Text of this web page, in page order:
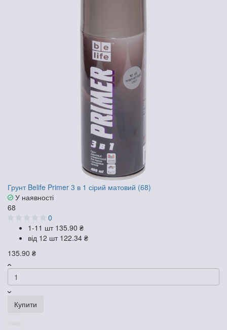
Грунт Belife Primer 3 в 1 сірий матовий (68)
У наявності
68
0
1-11 шт 135.90 ₴
від 12 шт 122.34 ₴
135.90 ₴
Купити